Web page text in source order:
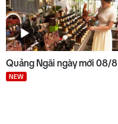
Quảng Ngãi ngày mới 08/8
NEW